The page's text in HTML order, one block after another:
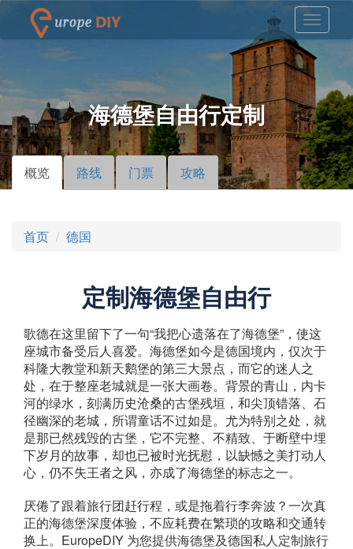
海德堡自由行定制
主标签
概览
动标
路线 门票 攻略
首页 德国
定制海德堡自由行
歌德在这里留下了一句“我把心遗落在了海德堡”，使这
座城市备受后人喜爱。海德堡如今是德国境内，仅次于
科隆大教堂和新天鹅堡的第三大景点，而它的迷人之
处，在于整座老城就是一张大画卷。背景的青山，内卡
河的绿水，刻满历史沧桑的古堡残垣，和尖顶错落、石
径幽深的老城，所谓童话不过如是。尤为特别之处，就
是那已然残毁的古堡，它不完整、不精致、于断壁中埋
下岁月的故事，却也已被时光抚慰，以缺憾之美打动人
心，仍不失王者之风，亦成了海德堡的标志之一。
厌倦了跟着旅行团赶行程，或是拖着行李奔波？一次真
正的海德堡深度体验，不应耗费在繁琐的攻略和交通转
换上。EuropeDIY 为您提供海德堡及德国私人定制旅行